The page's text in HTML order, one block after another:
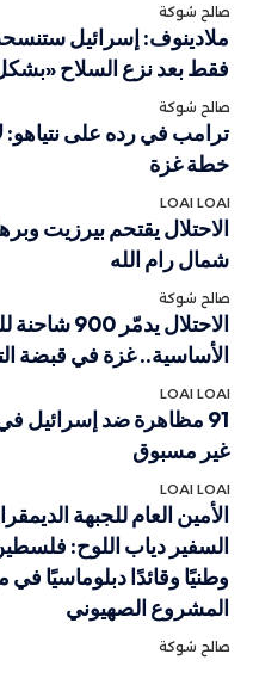
صالح شوكة
ملادينوف: إسرائيل
فقط بعد نزع السلاح
صالح شوكة
ترامب في رده على نتياهو:
خطة غزة
LOAI LOAI
الاحتلال يقتحم بيرزيت
شمال رام الله
صالح شوكة
الاحتلال يدمّر 900
الأساسية.. غزة في قبضة
LOAI LOAI
91 مظاهرة ضد إسرائيل
غير مسبوق
LOAI LOAI
الأمين العام للجبهة
السفير دياب اللوح:
وطنيًا وقائدًا دبلوماسيًا في
المشروع الصهيوني
صالح شوكة